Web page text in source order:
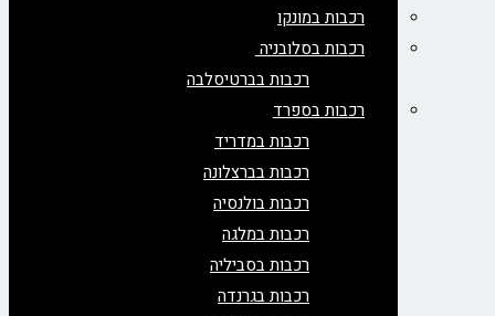
רכבות במונקו
רכבות בסלובניה
רכבות בברטיסלבה
רכבות בספרד
רכבות במדריד
רכבות בברצלונה
רכבות בולנסיה
רכבות במלגה
רכבות בסביליה
רכבות בגרנדה